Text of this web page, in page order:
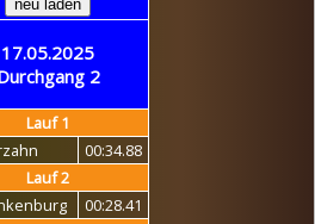
17.05.2025
2
Lauf 1
00:34.88
Lauf 2
00:28.41